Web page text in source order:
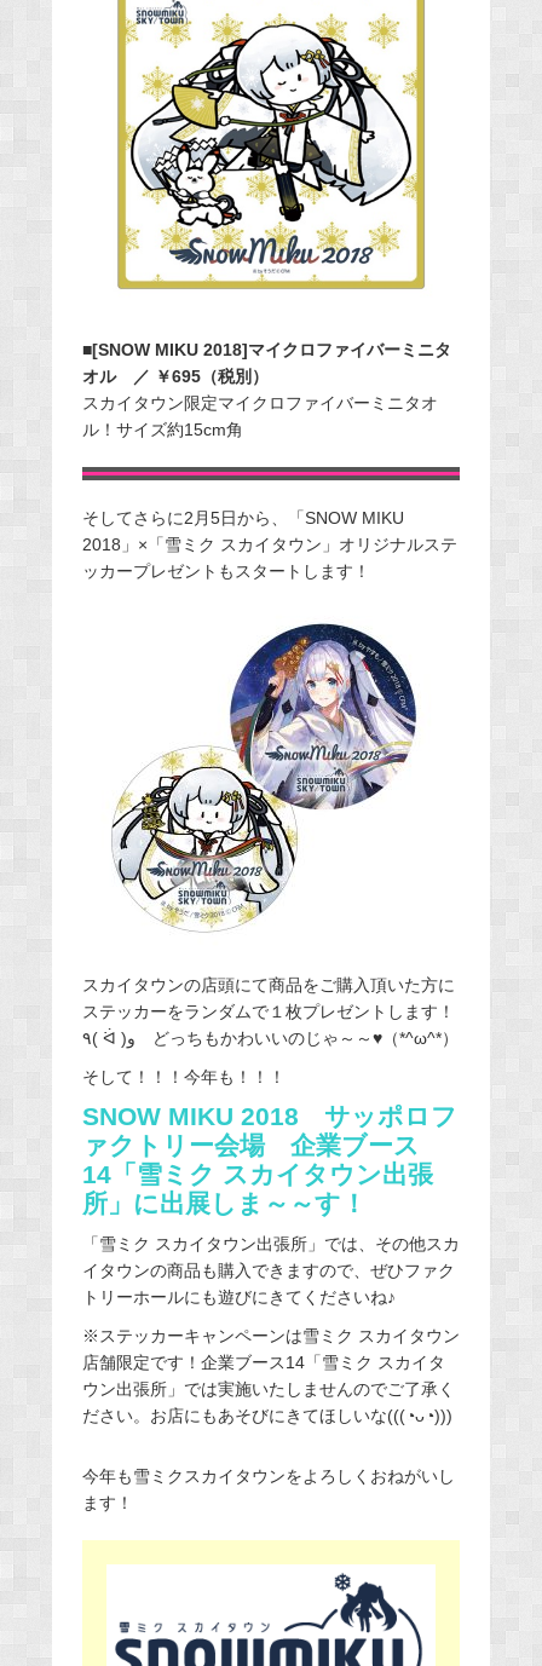
■[SNOW MIKU 2018]マイクロファイバーミニタ
オル ／ ￥695（税別）
スカイタウン限定マイクロファイバーミニタオ
ル！サイズ約15cm角
そしてさらに2月5日から、「SNOW MIKU
2018」×「雪ミク スカイタウン」オリジナルステ
ッカープレゼントもスタートします！
スカイタウンの店頭にて商品をご購入頂いた方に
ステッカーをランダムで１枚プレゼントします！
٩( ᐛ )و どっちもかわいいのじゃ～～♥（*^ω^*）
そして！！！今年も！！！
SNOW MIKU 2018 サッポロフ
ァクトリー会場 企業ブース
14「雪ミク スカイタウン出張
所」に出展しま～～す！
「雪ミク スカイタウン出張所」では、その他スカ
イタウンの商品も購入できますので、ぜひファク
トリーホールにも遊びにきてくださいね♪
※ステッカーキャンペーンは雪ミク スカイタウン
店舗限定です！企業ブース14「雪ミク スカイタ
ウン出張所」では実施いたしませんのでご了承く
ださい。お店にもあそびにきてほしいな(((◔ᴗ◔)))
今年も雪ミクスカイタウンをよろしくおねがいし
ます！